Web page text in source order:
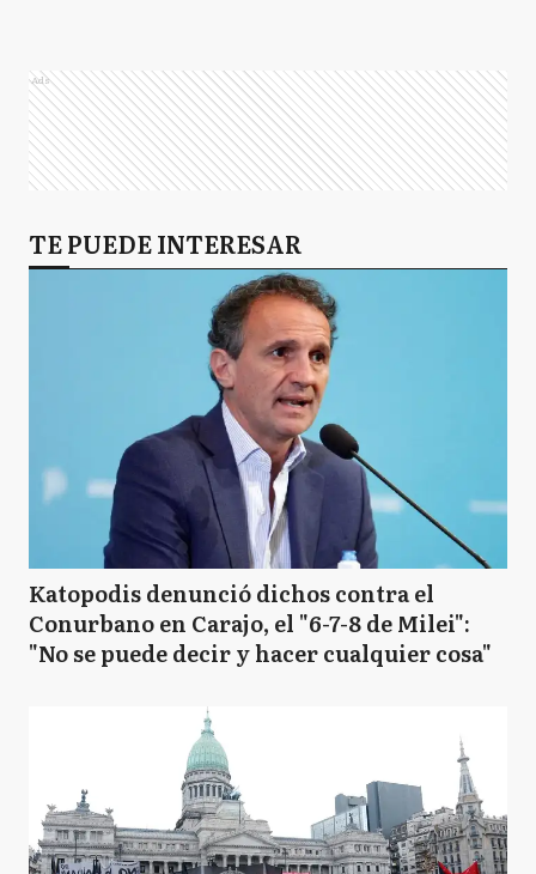
Ads
TE PUEDE INTERESAR
Katopodis denunció dichos contra el
Conurbano en Carajo, el "6-7-8 de Milei":
"No se puede decir y hacer cualquier cosa"